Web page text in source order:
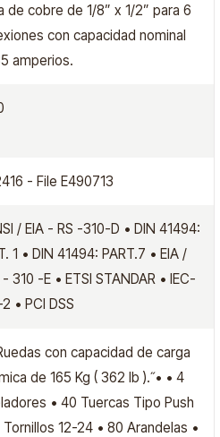
de cobre de 1/8” x 1/2” para 6
con capacidad nominal
amperios.
- File E490713
/ EIA - RS -310-D • DIN 41494:
1 • DIN 41494: PART.7 • EIA /
310 -E • ETSI STANDAR • IEC-
• PCI DSS
con capacidad de carga
de 165 Kg ( 362 lb ).˝• • 4
• 40 Tuercas Tipo Push
Tornillos 12-24 • 80 Arandelas •